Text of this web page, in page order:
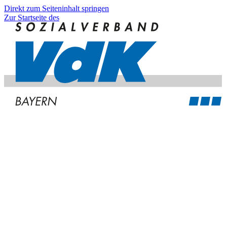
Direkt zum Seiteninhalt springen
Zur Startseite des